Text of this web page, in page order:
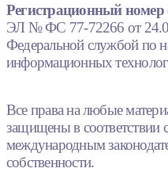
Регистрационный номер
ЭЛ № ФС 77-72266 от
Федеральной службой по
информационных
Все права на любые
защищены в соответствии
международным
собственности.